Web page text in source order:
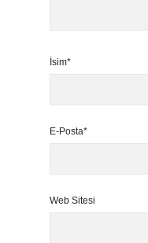
İsim*
E-Posta*
Web Sitesi